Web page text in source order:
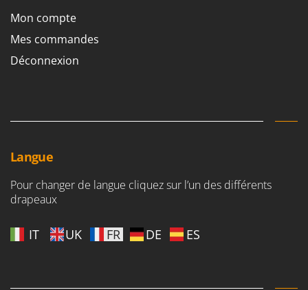
Wortex
Worx
Z
Zanon
ZGrills
Zodiac
Zomax
Mon compte
Mes commandes
Déconnexion
Langue
Pour changer de langue cliquez sur l’un des différents
drapeaux
IT UK FR DE ES